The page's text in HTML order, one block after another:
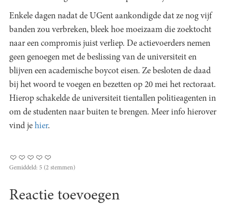
Enkele dagen nadat de UGent aankondigde dat ze nog vijf
banden zou verbreken, bleek hoe moeizaam die zoektocht
naar een compromis juist verliep. De actievoerders nemen
geen genoegen met de beslissing van de universiteit en
blijven een academische boycot eisen. Ze besloten de daad
bij het woord te voegen en bezetten op 20 mei het rectoraat.
Hierop schakelde de universiteit tientallen politieagenten in
om de studenten naar buiten te brengen. Meer info hierover
vind je hier.
Gemiddeld: 5 (2 stemmen)
Reactie toevoegen